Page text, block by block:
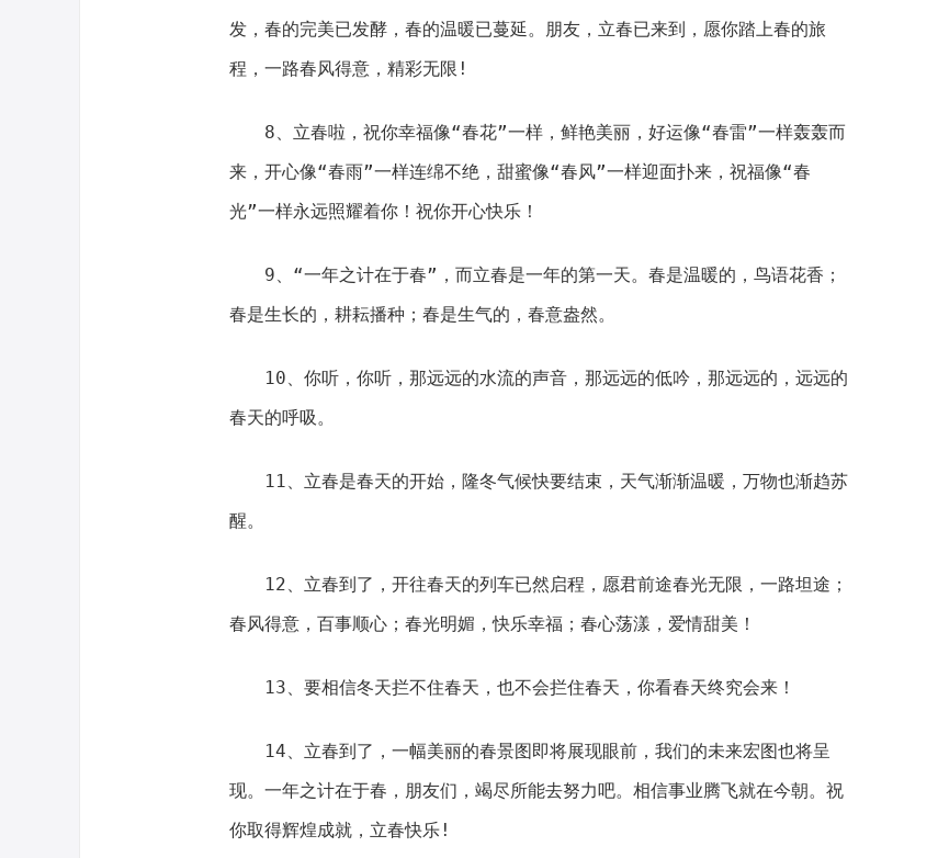
发，春的完美已发酵，春的温暖已蔓延。朋友，立春已来到，愿你踏上春的旅
程，一路春风得意，精彩无限!
8、立春啦，祝你幸福像“春花”一样，鲜艳美丽，好运像“春雷”一样轰轰而
来，开心像“春雨”一样连绵不绝，甜蜜像“春风”一样迎面扑来，祝福像“春
光”一样永远照耀着你！祝你开心快乐！
9、“一年之计在于春”，而立春是一年的第一天。春是温暖的，鸟语花香；
春是生长的，耕耘播种；春是生气的，春意盎然。
10、你听，你听，那远远的水流的声音，那远远的低吟，那远远的，远远的
春天的呼吸。
11、立春是春天的开始，隆冬气候快要结束，天气渐渐温暖，万物也渐趋苏
醒。
12、立春到了，开往春天的列车已然启程，愿君前途春光无限，一路坦途；
春风得意，百事顺心；春光明媚，快乐幸福；春心荡漾，爱情甜美！
13、要相信冬天拦不住春天，也不会拦住春天，你看春天终究会来！
14、立春到了，一幅美丽的春景图即将展现眼前，我们的未来宏图也将呈
现。一年之计在于春，朋友们，竭尽所能去努力吧。相信事业腾飞就在今朝。祝
你取得辉煌成就，立春快乐!